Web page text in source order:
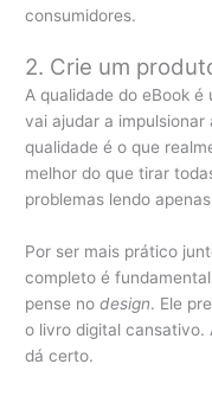
consumidores.
2. Crie um
A qualidade do eBook
vai ajudar a
qualidade é o que
melhor do que tirar
problemas lendo
Por ser mais prático
completo é
pense nodesign. Ele
o livro digital cansativo.
dá certo.